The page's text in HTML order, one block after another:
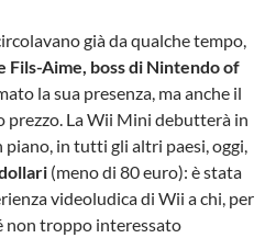
già da qualche tempo,
Fils-Aime, boss di Nintendo of
la sua presenza, ma anche il
prezzo. La Wii Mini debutterà in
piano, in tutti gli altri paesi, oggi,
(meno di 80 euro): è stata
videoludica di Wii a chi, per
non troppo interessato